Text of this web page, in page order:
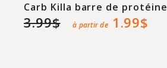
Carb Killa barre de protéine
3.99$ à partir de1.99$